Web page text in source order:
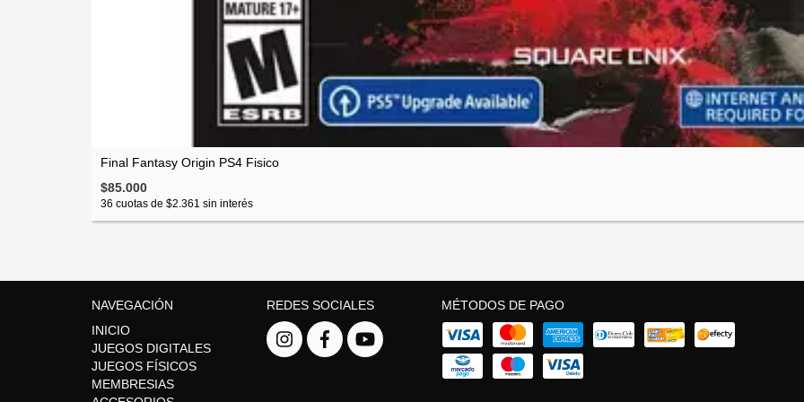
Final Fantasy Origin PS4 Fisico
$85.000
36 cuotas de $2.361 sin interés
NAVEGACIÓN
INICIO
JUEGOS DIGITALES
JUEGOS FÍSICOS
MEMBRESIAS
REDES SOCIALES MÉTODOS DE PAGO